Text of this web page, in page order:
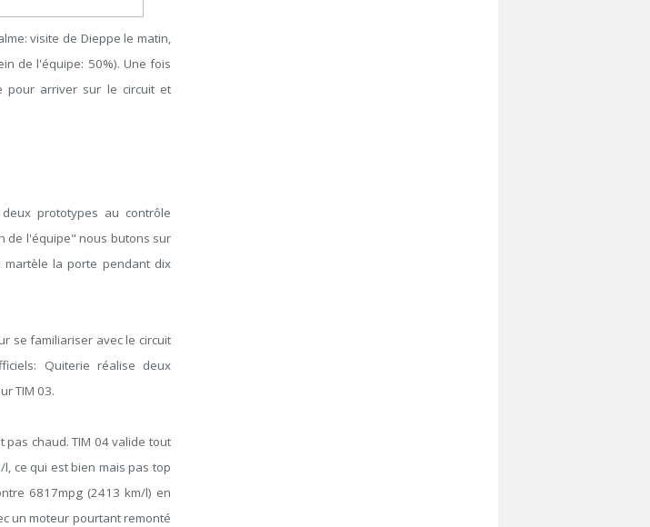
visite de Dieppe le matin,
de l'équipe: 50%). Une fois
pour arriver sur le circuit et
prototypes au contrôle
de l'équipe" nous butons sur
martèle la porte pendant dix
se familiariser avec le circuit
Quiterie réalise deux
TIM 03.
chaud. TIM 04 valide tout
ce qui est bien mais pas top
6817mpg (2413 km/l) en
un moteur pourtant remonté